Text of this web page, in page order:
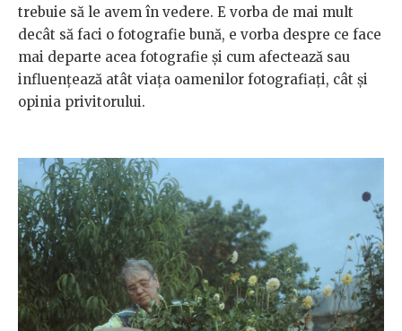
trebuie să le avem în vedere. E vorba de mai mult
decât să faci o fotografie bună, e vorba despre ce face
mai departe acea fotografie și cum afectează sau
influențează atât viața oamenilor fotografiați, cât și
opinia privitorului.